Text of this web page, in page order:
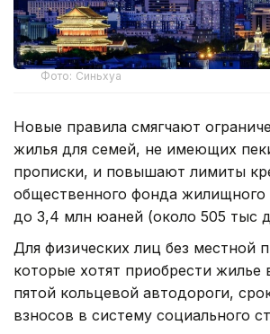
Фото: Синьхуа
Новые правила смягчают
жилья для семей, не имеющих
прописки, и повышают лимиты
общественного фонда жилищного
до 3,4 млн юаней (около 505 тыс
Для физических лиц без местной
которые хотят приобрести жилье
пятой кольцевой автодороги,
взносов в систему социального